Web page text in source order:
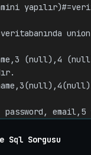
union
(null),4
email,5
Sql Sorgusu